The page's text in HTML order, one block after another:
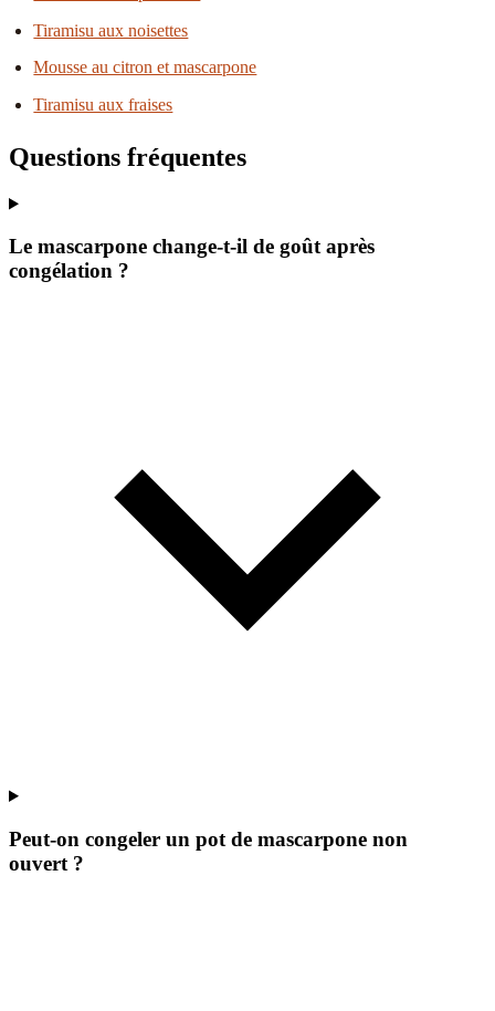
Tiramisu aux noisettes
Mousse au citron et mascarpone
Tiramisu aux fraises
Questions fréquentes
Le mascarpone change-t-il de goût après
congélation ?
Peut-on congeler un pot de mascarpone non
ouvert ?